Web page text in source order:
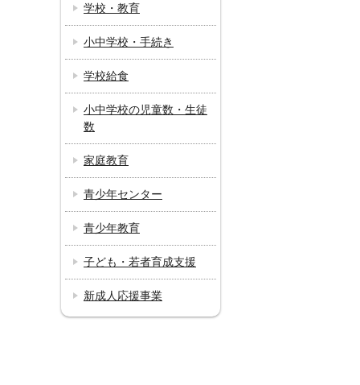
学校・教育
小中学校・手続き
学校給食
小中学校の児童数・生徒
数
家庭教育
青少年センター
青少年教育
子ども・若者育成支援
新成人応援事業